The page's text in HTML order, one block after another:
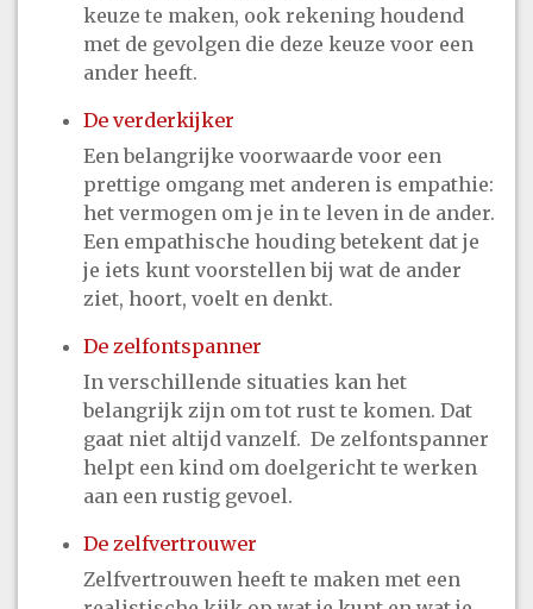
keuze te maken, ook rekening houdend
met de gevolgen die deze keuze voor een
ander heeft.
De verderkijker
Een belangrijke voorwaarde voor een
prettige omgang met anderen is empathie:
het vermogen om je in te leven in de ander.
Een empathische houding betekent dat je
je iets kunt voorstellen bij wat de ander
ziet, hoort, voelt en denkt.
De zelfontspanner
In verschillende situaties kan het
belangrijk zijn om tot rust te komen. Dat
gaat niet altijd vanzelf. De zelfontspanner
helpt een kind om doelgericht te werken
aan een rustig gevoel.
De zelfvertrouwer
Zelfvertrouwen heeft te maken met een